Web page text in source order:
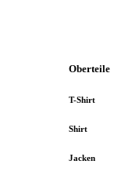
Oberteile
T-Shirt
Shirt
Jacken